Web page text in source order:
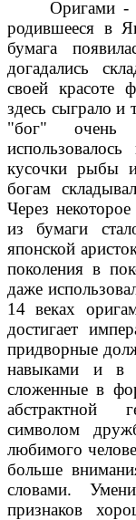
Оригами -
родившееся в
бумага
догадались
своей красоте
здесь сыграло и
"бог"
кусочки рыбы
богам
Через
из бумаги
японской
поколения в
даже
14 веках
достигает
придворные
навыками и в
сложенные в
абстрактной
символом
любимого
больше
словами.
признаков